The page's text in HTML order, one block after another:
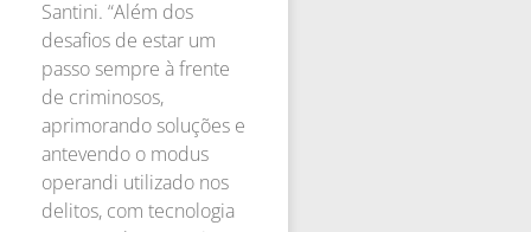
Santini. “Além dos
desafios de estar um
passo sempre à frente
de criminosos,
aprimorando soluções e
antevendo o modus
operandi utilizado nos
delitos, com tecnologia